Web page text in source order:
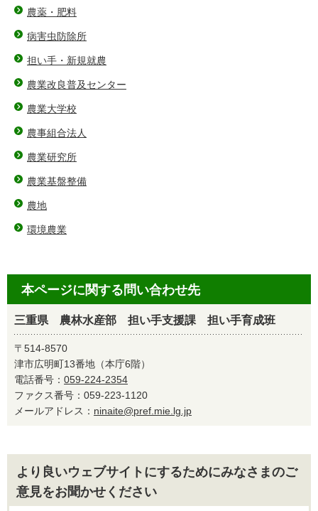
農薬・肥料
病害虫防除所
担い手・新規就農
農業改良普及センター
農業大学校
農事組合法人
農業研究所
農業基盤整備
農地
環境農業
本ページに関する問い合わせ先
三重県 農林水産部 担い手支援課 担い手育成班
〒514-8570
津市広明町13番地（本庁6階）
電話番号： 059-224-2354
ファクス番号：059-223-1120
メールアドレス： ninaite@pref.mie.lg.jp
より良いウェブサイトにするためにみなさまのご
意見をお聞かせください